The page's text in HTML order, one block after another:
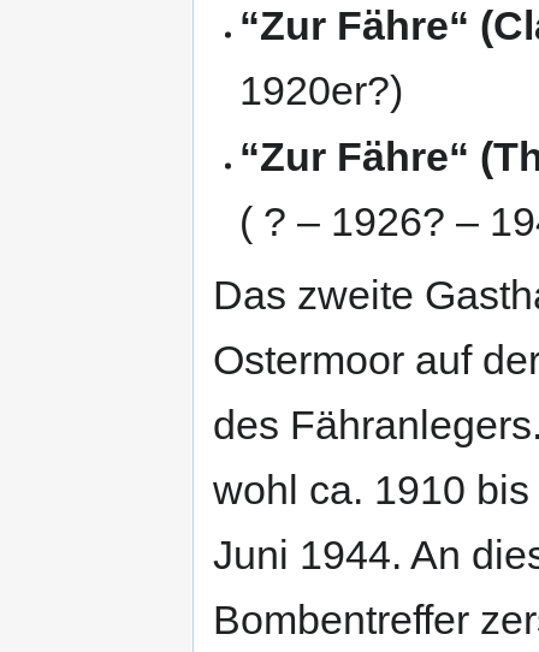
“Zur Fähre“
1920er?)
“Zur Fähre“
( ? – 1926? –
Das zweite
Ostermoor auf
des
wohl ca. 1910
Juni 1944. An
Bombentreffer